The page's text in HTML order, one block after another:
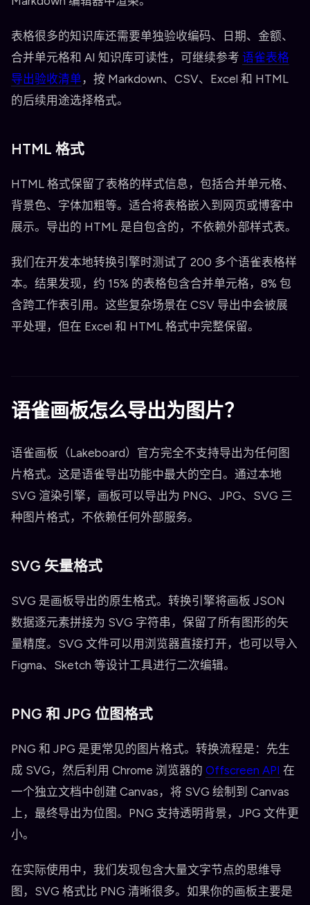
表格很多的知识库还需要单独验收编码、日期、金额、
合并单元格和 AI 知识库可读性，可继续参考 语雀表格
导出验收清单 ，按 Markdown、CSV、Excel 和 HTML
的后续用途选择格式。
HTML 格式
HTML 格式保留了表格的样式信息，包括合并单元格、
背景色、字体加粗等。适合将表格嵌入到网页或博客中
展示。导出的 HTML 是自包含的，不依赖外部样式表。
我们在开发本地转换引擎时测试了 200 多个语雀表格样
本。结果发现，约 15% 的表格包含合并单元格，8% 包
含跨工作表引用。这些复杂场景在 CSV 导出中会被展
平处理，但在 Excel 和 HTML 格式中完整保留。
语雀画板怎么导出为图片？
语雀画板（Lakeboard）官方完全不支持导出为任何图
片格式。这是语雀导出功能中最大的空白。通过本地
SVG 渲染引擎，画板可以导出为 PNG、JPG、SVG 三
种图片格式，不依赖任何外部服务。
SVG 矢量格式
SVG 是画板导出的原生格式。转换引擎将画板 JSON
数据逐元素拼接为 SVG 字符串，保留了所有图形的矢
量精度。SVG 文件可以用浏览器直接打开，也可以导入
Figma、Sketch 等设计工具进行二次编辑。
PNG 和 JPG 位图格式
PNG 和 JPG 是更常见的图片格式。转换流程是：先生
成 SVG，然后利用 Chrome 浏览器的 Offscreen API 在
一个独立文档中创建 Canvas，将 SVG 绘制到 Canvas
上，最终导出为位图。PNG 支持透明背景，JPG 文件更
小。
在实际使用中，我们发现包含大量文字节点的思维导
图，SVG 格式比 PNG 清晰很多。如果你的画板主要是